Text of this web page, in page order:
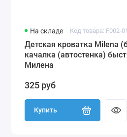
На складе Код товара: F002-01
Детская кроватка Milena
качалка (автостенка)
Милена
325 руб
Купить